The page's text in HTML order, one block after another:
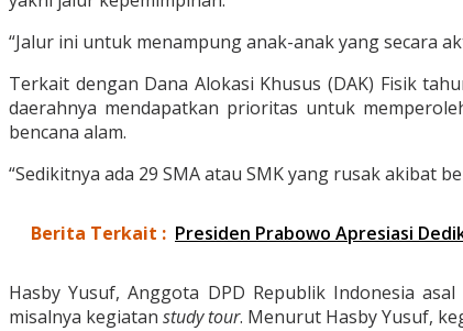
“Jalur ini untuk menampung anak-anak yang secara
Terkait dengan Dana Alokasi Khusus (DAK) Fisik
daerahnya mendapatkan prioritas untuk
bencana alam.
“Sedikitnya ada 29 SMA atau SMK yang rusak akibat
Berita Terkait : Presiden Prabowo Apresiasi
Hasby Yusuf, Anggota DPD Republik Indonesia
misalnya kegiatan study tour. Menurut Hasby Yusuf,